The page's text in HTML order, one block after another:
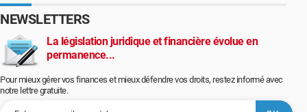
NEWSLETTERS
La législation juridique et financière évolue en
permanence...
Pour mieux gérer vos finances et mieux défendre vos droits, restez informé avec
notre lettre gratuite.